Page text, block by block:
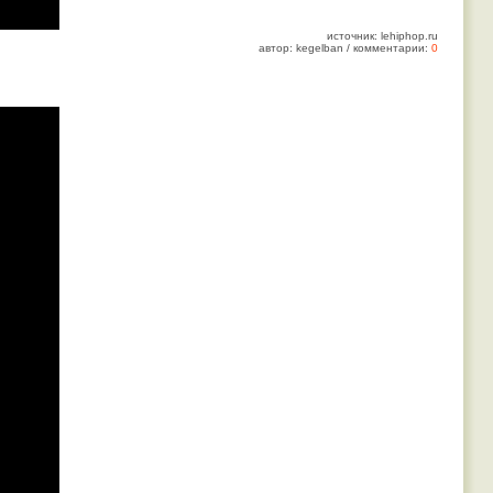
источник: lehiphop.ru
автор: kegelban / комментарии: 0